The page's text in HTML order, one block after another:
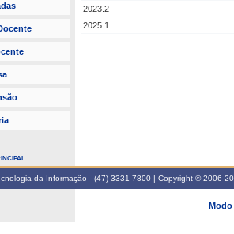
2023.2
2025.1
da Informação - (47) 3331-7800 | Copyright © 2006-
Modo